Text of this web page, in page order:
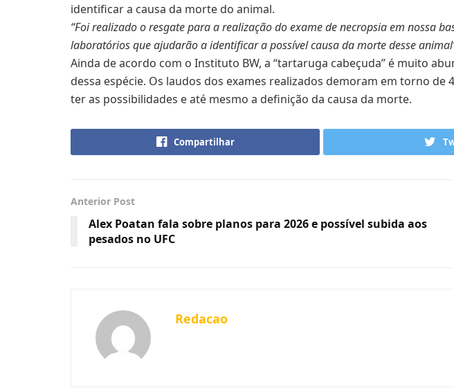
identificar a causa da morte do animal.
“Foi realizado o resgate para a realização do exame de necropsia em nossa
laboratórios que ajudarão a identificar a possível causa da morte desse
Ainda de acordo com o Instituto BW, a “tartaruga cabeçuda” é muito
dessa espécie. Os laudos dos exames realizados demoram em torno
ter as possibilidades e até mesmo a definição da causa da morte.
Compartilhar
Anterior Post
Alex Poatan fala sobre planos para 2026 e possível subida aos
pesados no UFC
Redacao